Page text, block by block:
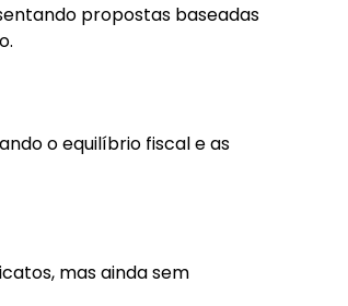
propostas baseadas
o equilíbrio fiscal e as
mas ainda sem